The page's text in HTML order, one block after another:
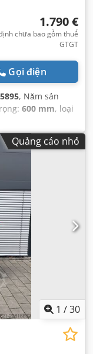
1.790 €
chưa bao gồm thuế
GTGT
Gọi điện
, Năm sản
600 mm, loại
xây dựng:
lốp trước:, kích
150 kg,
Quảng cáo nhỏ
1 /30